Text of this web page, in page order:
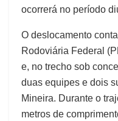
ocorrerá no período
O deslocamento
Rodoviária Federal
e, no trecho sob
duas equipes e dois
Mineira. Durante o
metros de